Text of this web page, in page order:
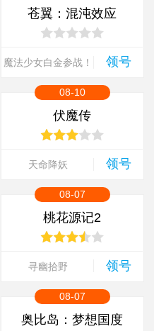
苍翼：混沌效应
魔法少女白金参战！ 领号
08-10
伏魔传
天命降妖 领号
08-07
桃花源记2
寻幽拾野 领号
08-07
奥比岛：梦想国度